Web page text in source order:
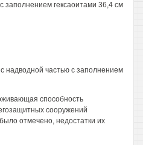
гексаоитами 36,4 см
частью с заполнением
способность
сооружений
отмечено, недостатки их